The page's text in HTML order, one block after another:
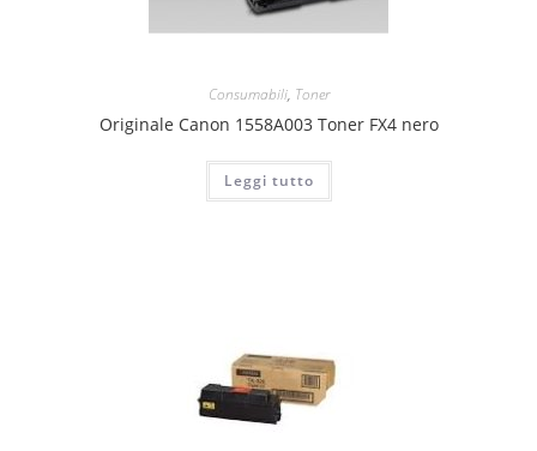
Consumabili, Toner
Originale Canon 1558A003 Toner FX4 nero
Leggi tutto